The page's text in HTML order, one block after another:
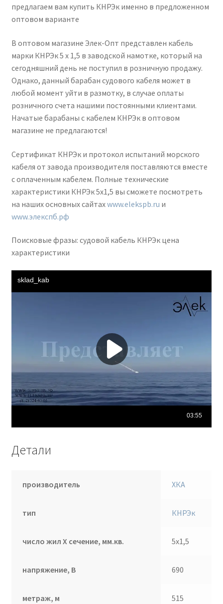
предлагаем вам купить КНРЭк именно в предложенном
оптовом варианте
В оптовом магазине Элек-Опт представлен кабель
марки КНРЭк 5 х 1,5 в заводской намотке, который на
сегодняшний день не поступил в розничную продажу.
Однако, данный барабан судового кабеля может в
любой момент уйти в размотку, в случае оплаты
розничного счета нашими постоянными клиентами.
Начатые барабаны с кабелем КНРЭк в оптовом
магазине не предлагаются!
Сертификат КНРЭк и протокол испытаний морского
кабеля от завода производителя поставляются вместе
с оплаченным кабелем. Полные технические
характеристики КНРЭк 5х1,5 вы сможете посмотреть
на наших основных сайтахwww.elekspb.ru и
www.элекспб.рф
Поисковые фразы: судовой кабель КНРЭк цена
характеристики
Детали
производитель ХКА
тип КНРЭк
число жил Х сечение, мм.кв. 5х1,5
напряжение, В 690
метраж, м 515